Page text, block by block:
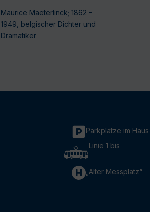
Maurice Maeterlinck; 1862 –
1949, belgischer Dichter und
Dramatiker
Parkplätze im Haus
Linie 1 bis
„Alter Messplatz“